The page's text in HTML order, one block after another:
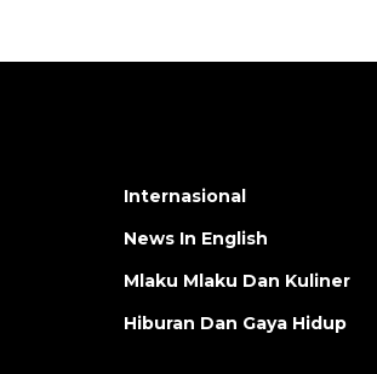
Internasional
News In English
Mlaku Mlaku Dan Kuliner
Hiburan Dan Gaya Hidup